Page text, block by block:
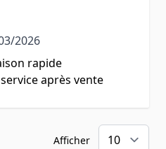
2026
2026
rapide
après vente
Afficher